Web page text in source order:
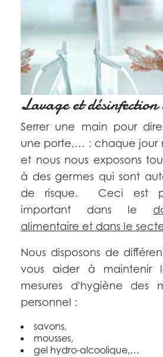
Lavage et désinfection
Serrer une main pour
une porte,… : chaque jour
et nous nous exposons
à des germes qui sont
de risque. Ceci est
important dans le
alimentaire et dans le
Nous disposons de
vous aider à maintenir
mesures d'hygiène des
personnel :
savons,
mousses,
gel hydro-alcoolique,…